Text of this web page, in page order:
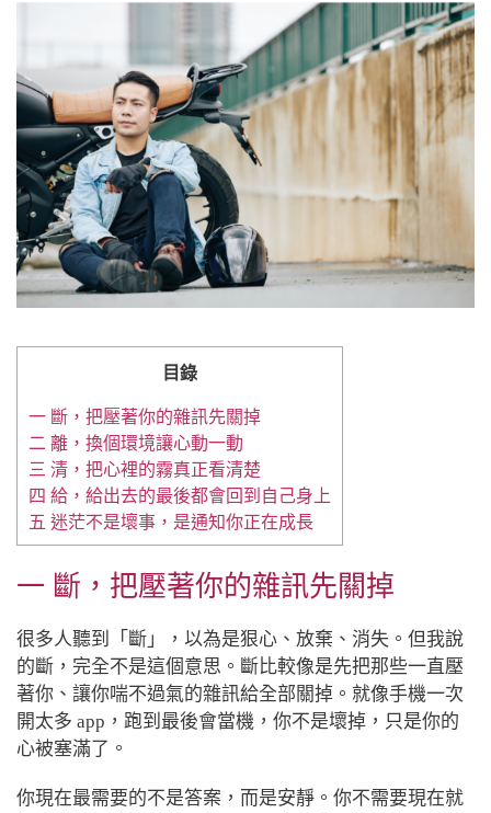
目錄
一 斷，把壓著你的雜訊先關掉
二 離，換個環境讓心動一動
三 清，把心裡的霧真正看清楚
四 給，給出去的最後都會回到自己身上
五 迷茫不是壞事，是通知你正在成長
一 斷，把壓著你的雜訊先關掉
很多人聽到「斷」，以為是狠心、放棄、消失。但我說
的斷，完全不是這個意思。斷比較像是先把那些一直壓
著你、讓你喘不過氣的雜訊給全部關掉。就像手機一次
開太多 app，跑到最後會當機，你不是壞掉，只是你的
心被塞滿了。
你現在最需要的不是答案，而是安靜。你不需要現在就